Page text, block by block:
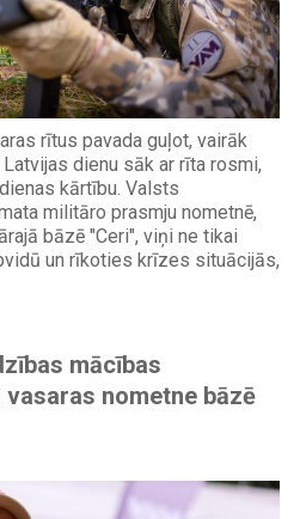
rītus pavada guļot, vairāk
dienu sāk ar rīta rosmi,
kārtību. Valsts
militāro prasmju nometnē,
bāzē "Ceri", viņi ne tikai
un rīkoties krīzes situācijās,
mācības
nometne bāzē